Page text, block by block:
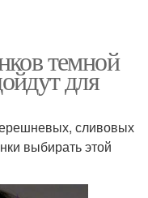
темной
для
сливовых
выбирать этой